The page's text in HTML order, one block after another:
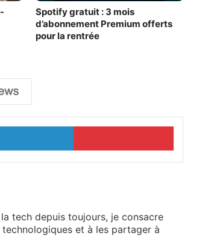
Spotify gratuit : 3 mois
d’abonnement Premium offerts
pour la rentrée
Linkedin Pinterest
tech depuis toujours, je consacre
et à les partager à